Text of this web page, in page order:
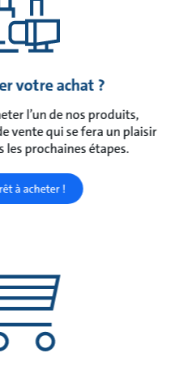
votre achat ?
l’un de nos produits,
vente qui se fera un plaisir
les prochaines étapes.
à acheter !